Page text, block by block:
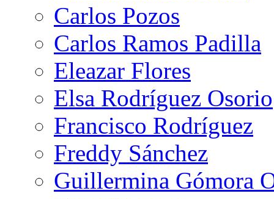
Carlos Pozos
Carlos Ramos Padilla
Eleazar Flores
Elsa Rodríguez Osorio
Francisco Rodríguez
Freddy Sánchez
Guillermina Gómora